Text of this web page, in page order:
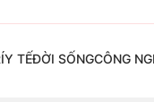
Y TẾĐỜI SỐNGCÔNG